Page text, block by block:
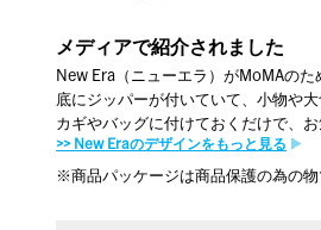
メディアで紹介されました
New Era（ニューエラ）がMoMAの
底にジッパーが付いていて、小物や
カギやバッグに付けておくだけで、
>> New Eraのデザインをもっと見る
※商品パッケージは商品保護の為の